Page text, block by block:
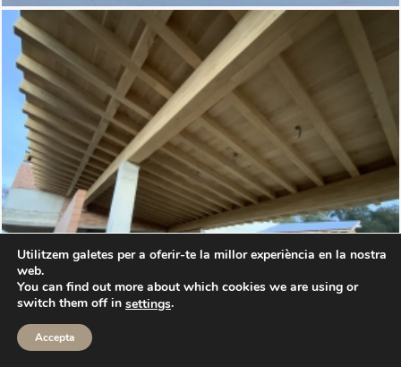
Utilitzem galetes per a oferir-te la millor experiència en la nostra
web.
You can find out more about which cookies we are using or
switch them off in settings.
Accepta